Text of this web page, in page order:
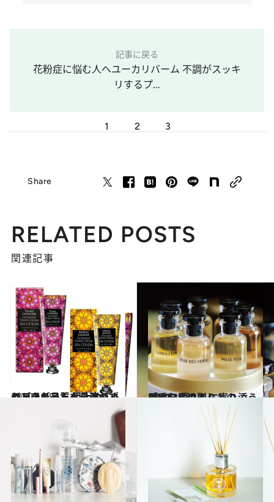
記事に戻る
花粉症に悩む人へユーカリバーム 不調がスッキ
リするプ...
1 2 3
Share
RELATED POSTS
関連記事
2020.1.25
センスも品質も最強のハンドクリーム 目上の人へのプチギフトなら迷わずコレ
ビューティ＆ヘルス 2019.2.18
「香り」の贈りものBEST7 暮らしに寄り添う思いを届けて
ライフスタイル